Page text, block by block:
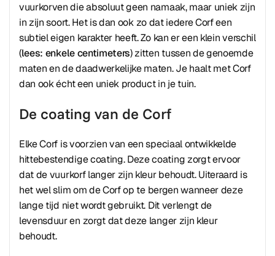
vuurkorven die absoluut geen namaak, maar uniek zijn
in zijn soort. Het is dan ook zo dat iedere Corf een
subtiel eigen karakter heeft. Zo kan er een klein verschil
(lees: enkele centimeters) zitten tussen de genoemde
maten en de daadwerkelijke maten. Je haalt met Corf
dan ook écht een uniek product in je tuin.
De coating van de Corf
Elke Corf is voorzien van een speciaal ontwikkelde
hittebestendige coating. Deze coating zorgt ervoor
dat de vuurkorf langer zijn kleur behoudt. Uiteraard is
het wel slim om de Corf op te bergen wanneer deze
lange tijd niet wordt gebruikt. Dit verlengt de
levensduur en zorgt dat deze langer zijn kleur
behoudt.